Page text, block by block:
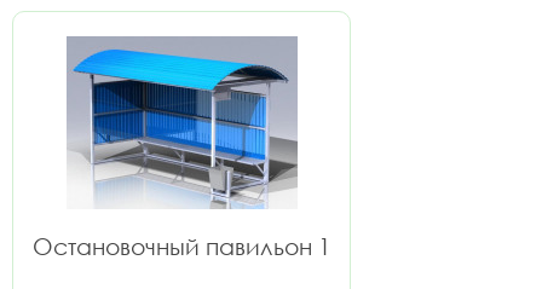
Остановочный павильон 1